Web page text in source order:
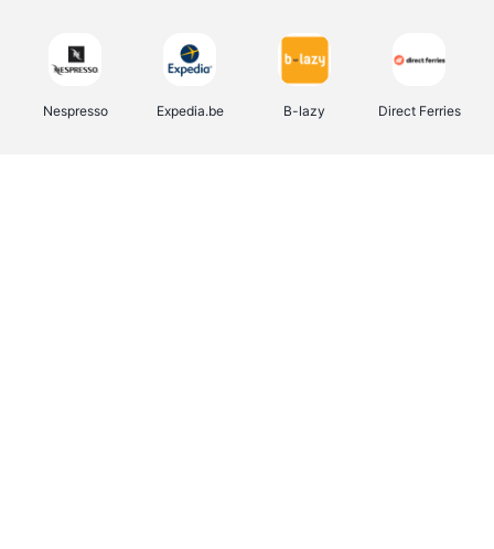
Nespresso Expedia.be B-lazy Direct Ferries